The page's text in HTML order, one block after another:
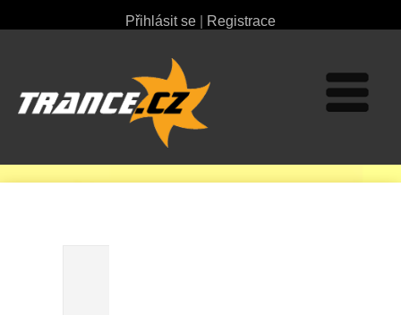
Přihlásit se Registrace